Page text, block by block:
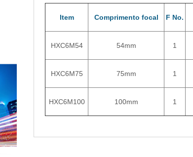
Item Comprimento focal F No.
HXC6M54 54mm 1
HXC6M75 75mm 1
HXC6M100 100mm 1